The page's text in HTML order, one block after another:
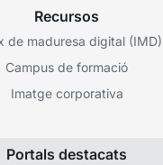
Recursos
de maduresa digital (IMD)
Campus de formació
Imatge corporativa
Portals destacats